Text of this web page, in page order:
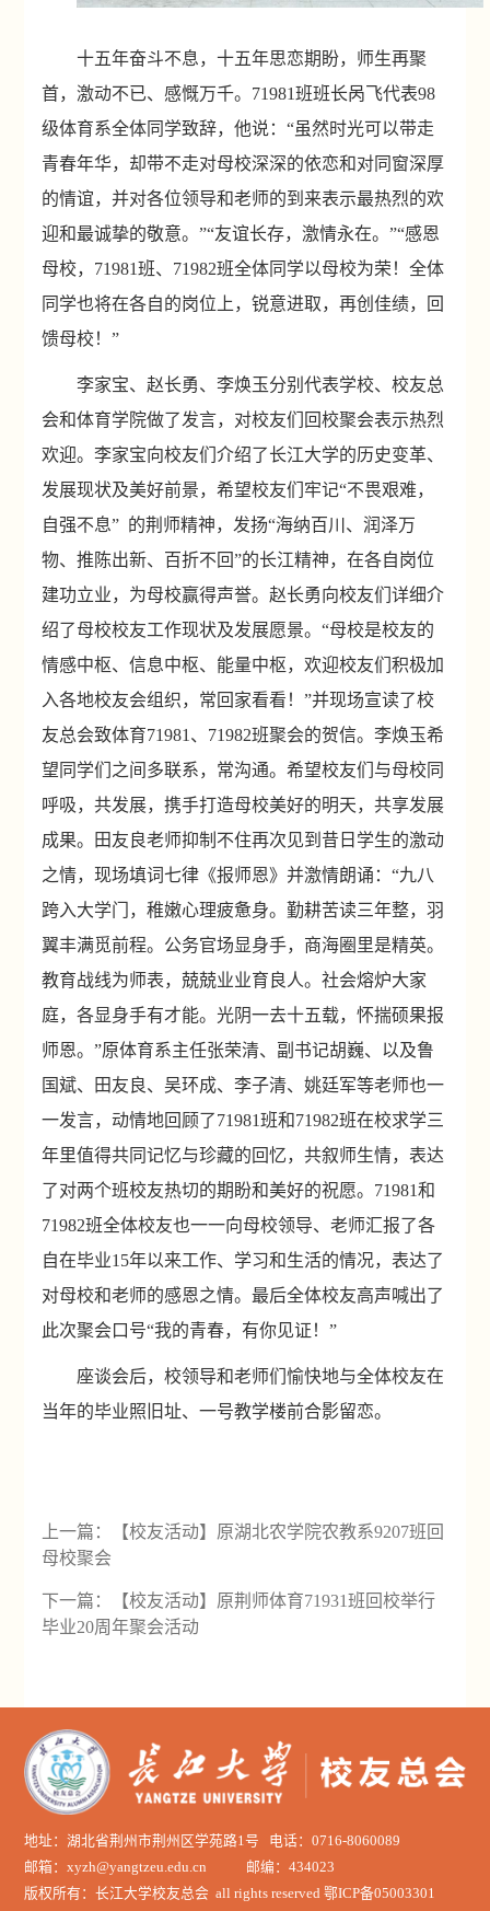
十五年奋斗不息，十五年思恋期盼，师生再聚
首，激动不已、感慨万千。 71981班班长呙飞代表98
级体育系全体同学致辞，他说：“虽然时光可以带走
青春年华，却带不走对母校深深的依恋和对同窗深厚
的情谊，并对各位领导和老师的到来表示最热烈的欢
迎和最诚挚的敬意。”“友谊长存，激情永在。”“感恩
母校， 71981班、 71982班全体同学以母校为荣！全体
同学也将在各自的岗位上，锐意进取，再创佳绩，回
馈母校！”
李家宝、赵长勇、李焕玉分别代表学校、校友总
会和体育学院做了发言，对校友们回校聚会表示热烈
欢迎。李家宝向校友们介绍了长江大学的历史变革、
发展现状及美好前景，希望校友们牢记“不畏艰难，
自强不息” 的荆师精神，发扬“海纳百川、润泽万
物、推陈出新、百折不回”的长江精神，在各自岗位
建功立业，为母校赢得声誉。赵长勇向校友们详细介
绍了母校校友工作现状及发展愿景。“母校是校友的
情感中枢、信息中枢、能量中枢，欢迎校友们积极加
入各地校友会组织，常回家看看！”并现场宣读了校
友总会致体育71981 、 71982班聚会的贺信。李焕玉希
望同学们之间多联系，常沟通。希望校友们与母校同
呼吸，共发展，携手打造母校美好的明天，共享发展
成果。田友良老师抑制不住再次见到昔日学生的激动
之情，现场填词七律《报师恩》并激情朗诵：“九八
跨入大学门，稚嫩心理疲惫身。勤耕苦读三年整，羽
翼丰满觅前程。公务官场显身手，商海圈里是精英。
教育战线为师表，兢兢业业育良人。社会熔炉大家
庭，各显身手有才能。光阴一去十五载，怀揣硕果报
师恩。”原体育系主任张荣清、副书记胡巍、以及鲁
国斌、田友良、吴环成、李子清、姚廷军等老师也一
一发言，动情地回顾了71981班和71982班在校求学三
年里值得共同记忆与珍藏的回忆，共叙师生情，表达
了对两个班校友热切的期盼和美好的祝愿。 71981和
71982班全体校友也一一向母校领导、老师汇报了各
自在毕业15年以来工作、学习和生活的情况，表达了
对母校和老师的感恩之情。最后全体校友高声喊出了
此次聚会口号“我的青春，有你见证！”
座谈会后，校领导和老师们愉快地与全体校友在
当年的毕业照旧址、一号教学楼前合影留恋。
上一篇：
【校友活动】原湖北农学院农教系9207班回
母校聚会
下一篇：
【校友活动】原荆师体育71931班回校举行
毕业20周年聚会活动
地址：湖北省荆州市荆州区学苑路1号 电话：0716-8060089
邮箱：xyzh@yangtzeu.edu.cn 邮编：434023
版权所有：长江大学校友总会 all rights reserved 鄂ICP备05003301